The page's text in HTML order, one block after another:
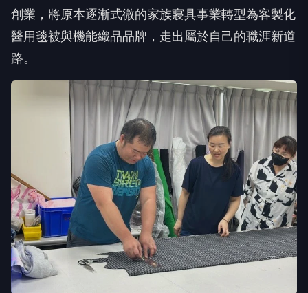
創業，將原本逐漸式微的家族寢具事業轉型為客製化
醫用毯被與機能織品品牌，走出屬於自己的職涯新道
路。